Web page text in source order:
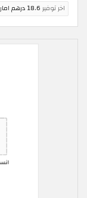
اخر توفير 18.6 درهم اماراتي